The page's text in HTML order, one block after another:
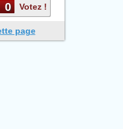
0 Votez !
page